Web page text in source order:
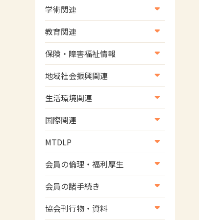
学術関連
学術・研究
学会
学術誌
教育関連
養成教育
生涯教育
研修会
協会認定資格試験・審査会情
報
保険・障害福祉情報
医療保険情報
介護保険情報
児童福祉・障害福祉情報
地域社会振興関連
地域社会振興部地域事業支援
課【認知症対策班】
地域社会振興部地域事業支援
課【地域包括ケア推進班】
地域社会振興部地域事業支援
課【運転と地域移動推進班】
スポーツ振興関連
災害対策関連
生活環境関連
生活環境・福祉用具支援
国際関連
国際関連
WFOT等海外関連情報
MTDLP
MTDLP室
会員の倫理・福利厚生
会員向け団体保険のご案内
女性相談窓口
会員の諸手続き
会員の諸手続き
協会刊行物・資料